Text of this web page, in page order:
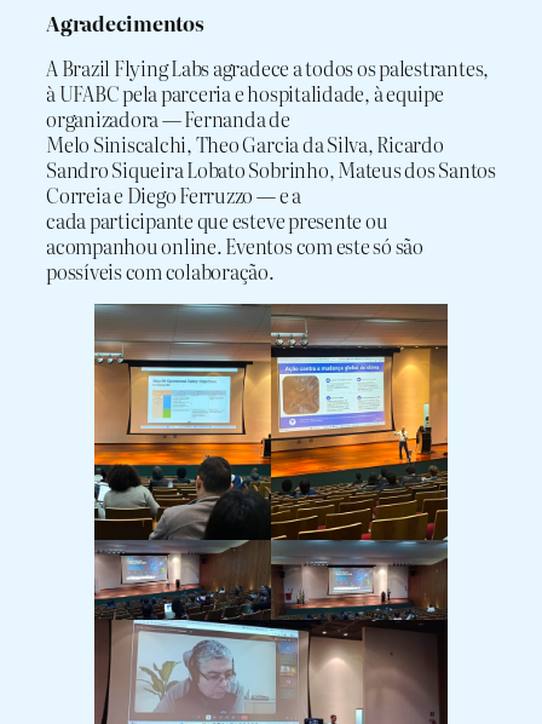
Agradecimentos
A Brazil Flying Labs agradece a todos os palestrantes,
à UFABC pela parceria e hospitalidade, à equipe
organizadora — Fernanda de
Melo Siniscalchi, Theo Garcia da Silva, Ricardo
Sandro Siqueira Lobato Sobrinho, Mateus dos Santos
Correia e Diego Ferruzzo — e a
cada participante que esteve presente ou
acompanhou online. Eventos com este só são
possíveis com colaboração.